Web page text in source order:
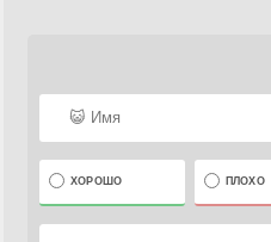
ХОРОШО ПЛОХО